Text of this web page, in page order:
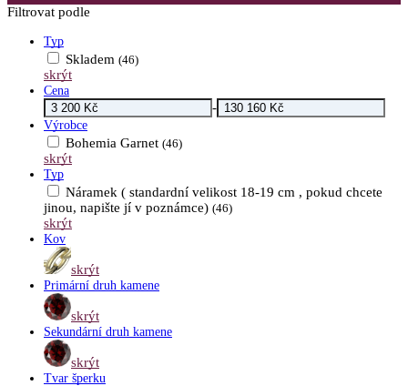
Filtrovat podle
Typ
Skladem (46)
skrýt
Cena
-
Výrobce
Bohemia Garnet (46)
skrýt
Typ
Náramek ( standardní velikost 18-19 cm , pokud chcete
jinou, napište jí v poznámce) (46)
skrýt
Kov
skrýt
Primární druh kamene
skrýt
Sekundární druh kamene
skrýt
Tvar šperku